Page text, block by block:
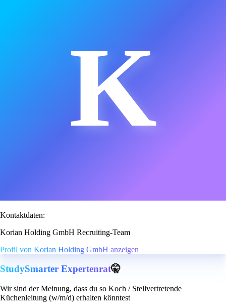
K
Kontaktdaten:
Korian Holding GmbH Recruiting-Team
Profil von Korian Holding GmbH anzeigen
StudySmarter Expertenrat🤫
Wir sind der Meinung, dass du so Koch / Stellvertretende
Küchenleitung (w/m/d) erhalten könntest